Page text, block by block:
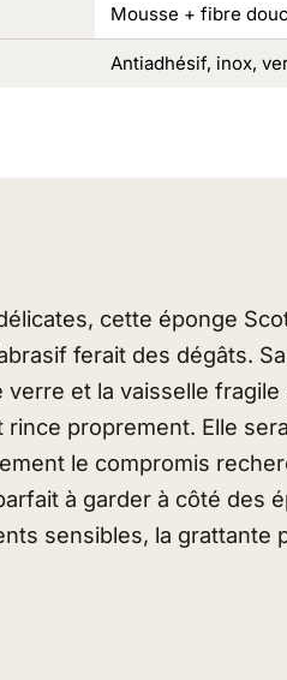
Mousse + fibre
Antiadhésif, inox,
cette éponge
ferait des dégâts.
verre et la vaisselle
proprement. Elle
le compromis
à garder à côté des
sensibles, la grattante